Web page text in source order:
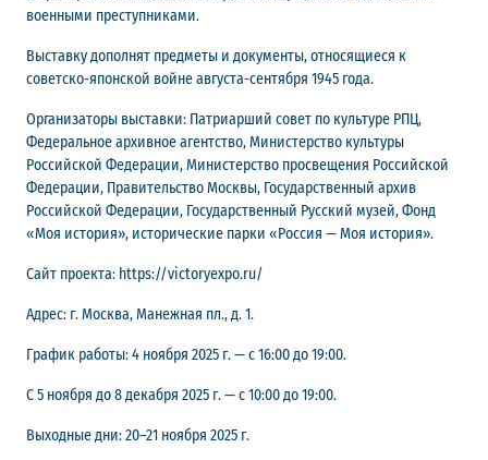
военными преступниками.
Выставку дополнят предметы и документы, относящиеся к
советско-японской войне августа-сентября 1945 года.
Организаторы выставки: Патриарший совет по культуре РПЦ,
Федеральное архивное агентство, Министерство культуры
Российской Федерации, Министерство просвещения Российской
Федерации, Правительство Москвы, Государственный архив
Российской Федерации, Государственный Русский музей, Фонд
«Моя история», исторические парки «Россия — Моя история».
Сайт проекта: https://victoryexpo.ru/
Адрес: г. Москва, Манежная пл., д. 1.
График работы: 4 ноября 2025 г. — с 16:00 до 19:00.
С 5 ноября до 8 декабря 2025 г. — с 10:00 до 19:00.
Выходные дни: 20–21 ноября 2025 г.